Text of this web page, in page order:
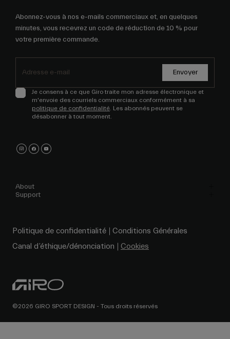
Abonnez-vous à nos e-mails commerciaux et, en quelques
minutes, vous recevrez un code de réduction de 10 % pour
votre première commande.
Envoyer
Je consens à ce que Giro traite mon adresse électronique et
m'envoie des courriels commerciaux conformément à sa
politique de confidentialité. Les abonnés peuvent se
désabonner à tout moment.
About
Support
Politique de confidentialité
Conditions Générales
Canal d’éthique/dénonciation
Cookies
©2026 GIRO SPORT DESIGN - Tous droits réservés